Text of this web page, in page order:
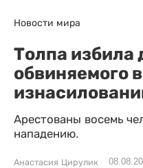
Новости мира
Толпа избила
обвиняемого
Арестованы восемь
нападению.
Анастасия Цирулик